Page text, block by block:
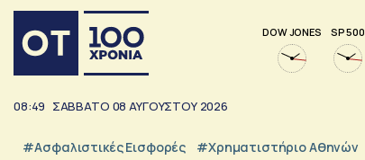
DOW JONES SP 500
08:49 ΣΑΒΒΑΤΟ 08 ΑΥΓΟΥΣΤΟΥ 2026
#Ασφαλιστικές Εισφορές #Χρηματιστήριο Αθηνών